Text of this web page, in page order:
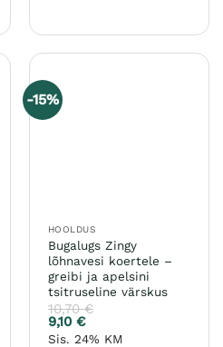
varianti.
Valikuid
saab
-15%
HOOLDUS
Bugalugs Zingy
lõhnavesi koertele –
greibi ja apelsini
tsitruseline värskus
10,70€
9,10 €
Sis. 24% KM